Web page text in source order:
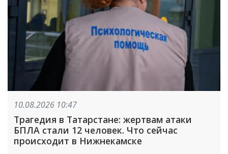
10.08.2026 10:47
Трагедия в Татарстане: жертвам атаки
БПЛА стали 12 человек. Что сейчас
происходит в Нижнекамске